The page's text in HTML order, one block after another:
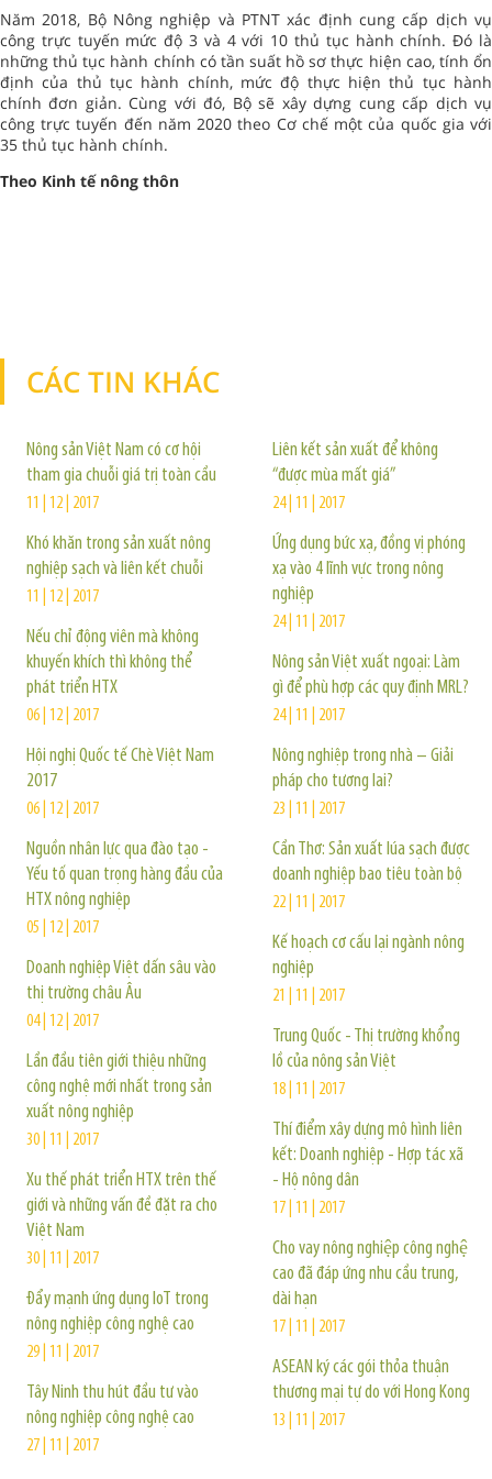
Năm 2018, Bộ Nông nghiệp và PTNT xác định cung cấp dịch vụ
công trực tuyến mức độ 3 và 4 với 10 thủ tục hành chính. Đó là
những thủ tục hành chính có tần suất hồ sơ thực hiện cao, tính ổn
định của thủ tục hành chính, mức độ thực hiện thủ tục hành
chính đơn giản. Cùng với đó, Bộ sẽ xây dựng cung cấp dịch vụ
công trực tuyến đến năm 2020 theo Cơ chế một của quốc gia với
35 thủ tục hành chính.
Theo Kinh tế nông thôn
CÁC TIN KHÁC
Nông sản Việt Nam có cơ hội
tham gia chuỗi giá trị toàn cầu
11 | 12 | 2017
Khó khăn trong sản xuất nông
nghiệp sạch và liên kết chuỗi
11 | 12 | 2017
Nếu chỉ động viên mà không
khuyến khích thì không thể
phát triển HTX
06 | 12 | 2017
Hội nghị Quốc tế Chè Việt Nam
2017
06 | 12 | 2017
Nguồn nhân lực qua đào tạo -
Yếu tố quan trọng hàng đầu của
HTX nông nghiệp
05 | 12 | 2017
Doanh nghiệp Việt dấn sâu vào
thị trường châu Âu
04 | 12 | 2017
Lần đầu tiên giới thiệu những
công nghệ mới nhất trong sản
xuất nông nghiệp
30 | 11 | 2017
Xu thế phát triển HTX trên thế
giới và những vấn đề đặt ra cho
Việt Nam
30 | 11 | 2017
Đẩy mạnh ứng dụng IoT trong
nông nghiệp công nghệ cao
29 | 11 | 2017
Tây Ninh thu hút đầu tư vào
nông nghiệp công nghệ cao
27 | 11 | 2017
Liên kết sản xuất để không
“được mùa mất giá”
24 | 11 | 2017
Ứng dụng bức xạ, đồng vị phóng
xạ vào 4 lĩnh vực trong nông
nghiệp
24 | 11 | 2017
Nông sản Việt xuất ngoại: Làm
gì để phù hợp các quy định MRL?
24 | 11 | 2017
Nông nghiệp trong nhà – Giải
pháp cho tương lai?
23 | 11 | 2017
Cần Thơ: Sản xuất lúa sạch được
doanh nghiệp bao tiêu toàn bộ
22 | 11 | 2017
Kế hoạch cơ cấu lại ngành nông
nghiệp
21 | 11 | 2017
Trung Quốc - Thị trường khổng
lồ của nông sản Việt
18 | 11 | 2017
Thí điểm xây dựng mô hình liên
kết: Doanh nghiệp - Hợp tác xã
- Hộ nông dân
17 | 11 | 2017
Cho vay nông nghiệp công nghệ
cao đã đáp ứng nhu cầu trung,
dài hạn
17 | 11 | 2017
ASEAN ký các gói thỏa thuận
thương mại tự do với Hong Kong
13 | 11 | 2017